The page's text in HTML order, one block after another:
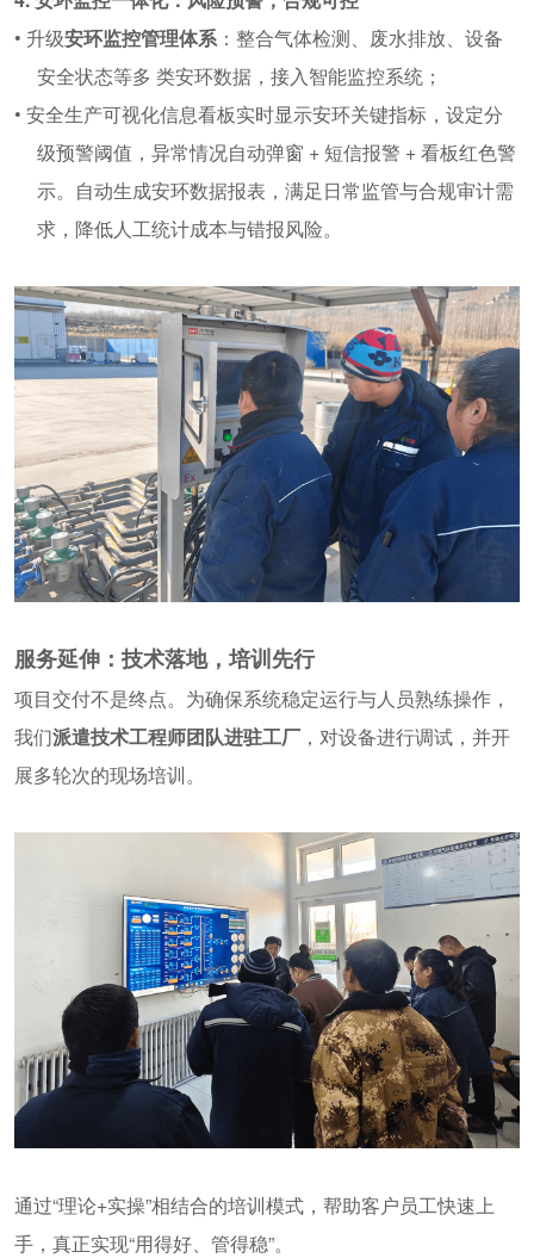
• 升级安环监控管理体系：整合气体检测、废水排放、设备
安全状态等多类安环数据，接入智能监控系统；
• 安全生产可视化信息看板实时显示安环关键指标，设定分
级预警阈值，异常情况自动弹窗 +短信报警 +看板红色警
示。 自动生成安环数据报表，满足日常监管与合规审计需
求，降低人工统计成本与错报风险。
服务延伸：技术落地，培训先行
项目交付不是终点。为确保系统稳定运行与人员熟练操作，
我们派遣技术工程师团队进驻工厂，对设备进行调试，并开
展多轮次的现场培训。
通过“理论+实操”相结合的培训模式，帮助客户员工快速上
手，真正实现“用得好、管得稳”。